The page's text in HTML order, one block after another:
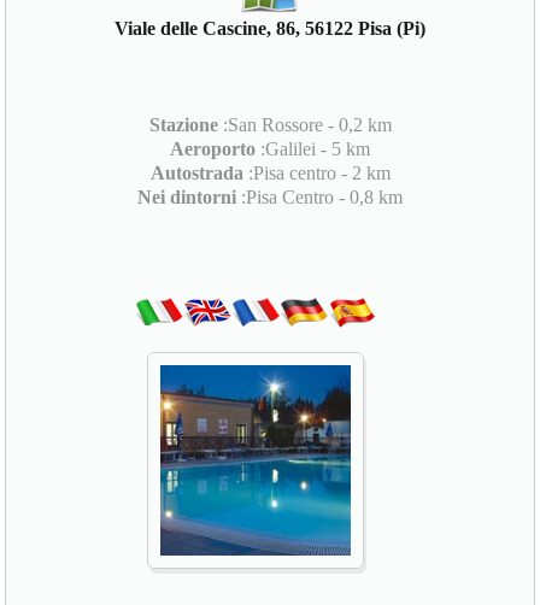
Viale delle Cascine, 86, 56122 Pisa (Pi)
Stazione:San Rossore - 0,2 km
Aeroporto :Galilei - 5 km
Autostrada :Pisa centro - 2 km
Nei dintorni :Pisa Centro - 0,8 km